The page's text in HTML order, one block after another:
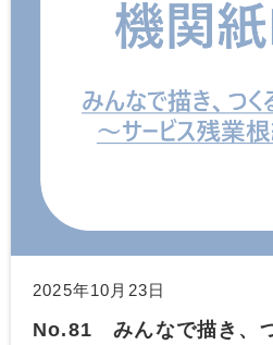
2025年10月23日
No.81 みんなで描き、